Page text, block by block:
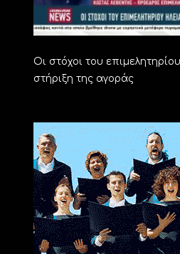
Οι στόχοι του
στήριξη της αγοράς